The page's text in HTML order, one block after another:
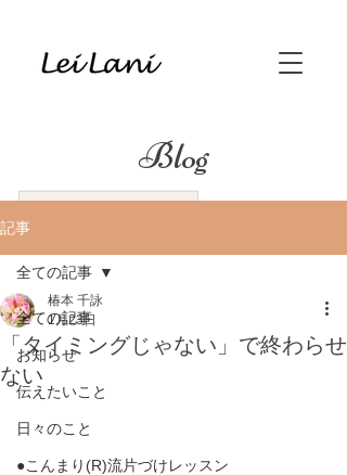
Blog
記事
全ての記事
お知らせ
伝えたいこと
日々のこと
●こんまり(R)流片づけレッスン
全ての記事
「タイミングじゃない」で終わらせ
ない
椿本 千詠
1月23日